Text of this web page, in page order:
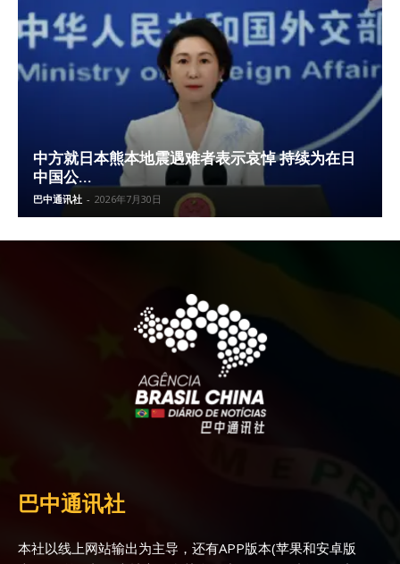
中方就日本熊本地震遇难者表示哀悼 持续为在日
中国公...
巴中通讯社 - 2026年7月30日
巴中通讯社
本社以线上网站输出为主导，还有APP版本(苹果和安卓版